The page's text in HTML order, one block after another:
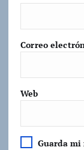
Correo
Web
Guarda